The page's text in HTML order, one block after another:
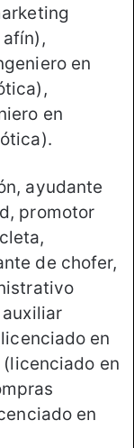
en
en
ayudante
promotor
de chofer,
en
en
en